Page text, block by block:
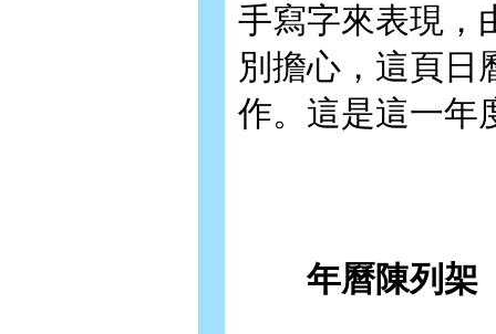
手寫字來表現，
別擔心，這頁日
作。這是這一年
年曆陳列架